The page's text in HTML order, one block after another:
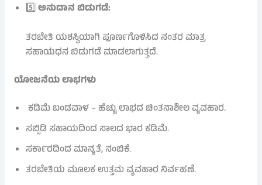
5️⃣ಅನುದಾನ ಬಿಡುಗಡೆ:
ತರಬೇತಿ ಯಶಸ್ವಿಯಾಗಿ ಪೂರ್ಣಗೊಳಿಸಿದ ನಂತರ ಮಾತ್ರ
ಸಹಾಯಧನ ಬಿಡುಗಡೆ ಮಾಡಲಾಗುತ್ತದೆ.
ಯೋಜನೆಯ ಲಾಭಗಳು
ಕಡಿಮೆ ಬಂಡವಾಳ – ಹೆಚ್ಚು ಲಾಭದ ಚಿಂತನಾಶೀಲ ವ್ಯವಹಾರ.
ಸಬ್ಸಿಡಿ ಸಹಾಯದಿಂದ ಸಾಲದ ಭಾರ ಕಡಿಮೆ.
ಸರ್ಕಾರದಿಂದ ಮಾನ್ಯತೆ, ನಂಬಿಕೆ.
ತರಬೇತಿಯ ಮೂಲಕ ಉತ್ತಮ ವ್ಯವಹಾರ ನಿರ್ವಹಣೆ.